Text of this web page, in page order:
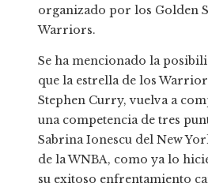
organizado por los Golden
Warriors.
Se ha mencionado la
que la estrella de los
Stephen Curry, vuelva a
una competencia de tres
Sabrina Ionescu del New
de la WNBA, como ya lo
su exitoso enfrentamiento